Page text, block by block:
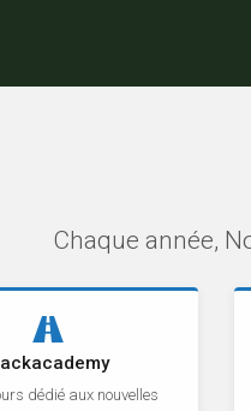
Chaque année,
dédié aux nouvelles